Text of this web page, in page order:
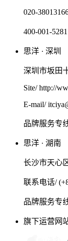
020-
400-001-
思洋 · 深圳
深圳市坂田
Site/ http://
E-mail/
品牌服务专
思洋 · 湖南
长沙市天心
联系电话/
品牌服务专
旗下运营网